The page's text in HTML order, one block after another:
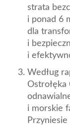
strata
i ponad 6
dla
i
i
Według
i morskie